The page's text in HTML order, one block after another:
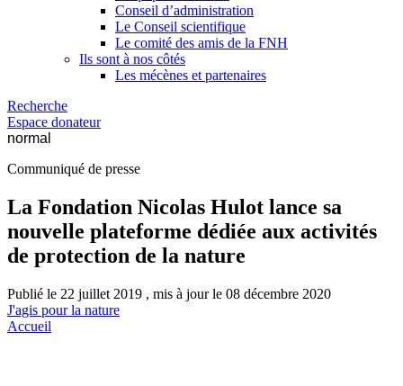
Conseil d’administration
Le Conseil scientifique
Le comité des amis de la FNH
Ils sont à nos côtés
Les mécènes et partenaires
Recherche
Espace donateur
normal
Communiqué de presse
La Fondation Nicolas Hulot lance sa
nouvelle plateforme dédiée aux activités
de protection de la nature
Publié le 22 juillet 2019 , mis à jour le 08 décembre 2020
J'agis pour la nature
Accueil